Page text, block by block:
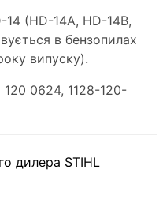
(HD-14A, HD-14B,
в бензопилах
випуску).
120 0624, 1128-120-
дилера STIHL